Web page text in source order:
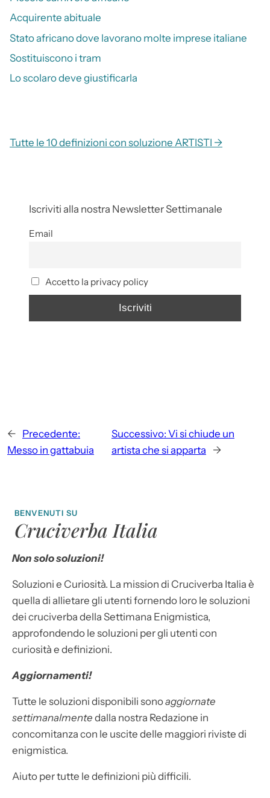
Acquirente abituale
Stato africano dove lavorano molte imprese italiane
Sostituiscono i tram
Lo scolaro deve giustificarla
Tutte le 10 definizioni con soluzione ARTISTI →
Iscriviti alla nostra Newsletter Settimanale
Email
Accetto la privacy policy
← Precedente:
Messo in gattabuia
Successivo: Vi si chiude un
artista che si apparta
→
BENVENUTI SU
Cruciverba Italia
Non solo soluzioni!
Soluzioni e Curiosità. La mission di Cruciverba Italia è
quella di allietare gli utenti fornendo loro le soluzioni
dei cruciverba della Settimana Enigmistica,
approfondendo le soluzioni per gli utenti con
curiosità e definizioni.
Aggiornamenti!
Tutte le soluzioni disponibili sonoaggiornate
settimanalmente dalla nostra Redazione in
concomitanza con le uscite delle maggiori riviste di
enigmistica.
Aiuto per tutte le definizioni più difficili.